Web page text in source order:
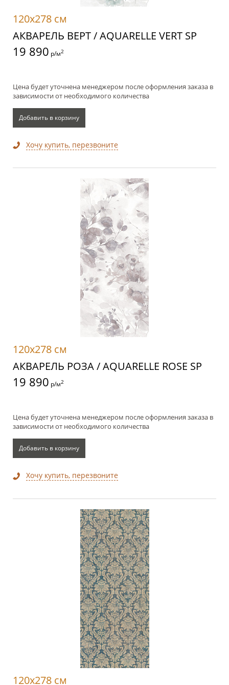
120x278 см
АКВАРЕЛЬ ВЕРТ / AQUARELLE VERT SP
19 890 р/м2
Цена будет уточнена менеджером после оформления заказа в
зависимости от необходимого количества
Добавить в корзину
Хочу купить, перезвоните
120x278 см
АКВАРЕЛЬ РОЗА / AQUARELLE ROSE SP
19 890 р/м2
Цена будет уточнена менеджером после оформления заказа в
зависимости от необходимого количества
Добавить в корзину
Хочу купить, перезвоните
120x278 см